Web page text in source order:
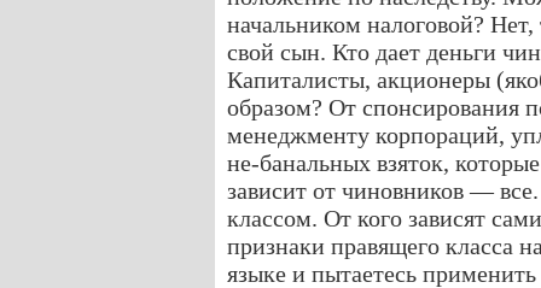
начальником налоговой? Нет,
свой сын. Кто дает деньги
Капиталисты, акционеры
образом? От спонсирования
менеджменту корпораций,
не-банальных взяток,
зависит от чиновников —
классом. От кого зависят
признаки правящего класса
языке и пытаетесь